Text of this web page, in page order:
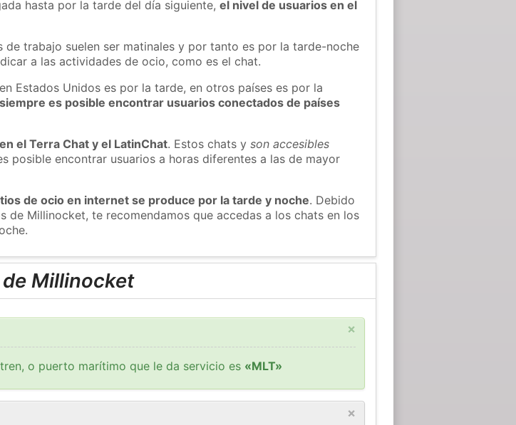
hasta por la tarde del día siguiente,el nivel de usuarios en el
trabajo suelen ser matinales y por tanto es por la tarde-noche
a las actividades de ocio, como es el chat.
Estados Unidos es por la tarde, en otros países es por la
siempre es posible encontrar usuarios conectados de países
el Terra Chat y el LatinChat. Estos chats yson accesibles
posible encontrar usuarios a horas diferentes a las de mayor
de ocio en internet se produce por la tarde y noche. Debido
de Millinocket, te recomendamos que accedas a los chats en los
Millinocket
×
o puerto marítimo que le da servicio es «MLT»
×